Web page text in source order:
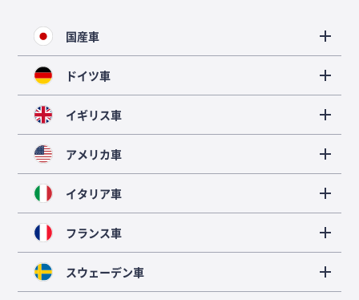
国産車
ドイツ車
イギリス車
アメリカ車
イタリア車
フランス車
スウェーデン車